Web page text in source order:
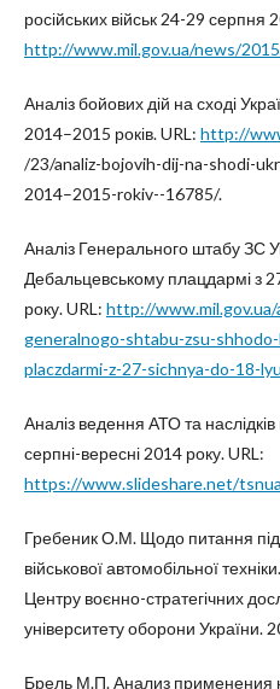
російських військ 24-29 серпня
http://www.mil.gov.ua/news/
Аналіз бойових дій на сході
2014–2015 років. URL: http://
/23/analiz-bojovih-dij-na-shodi-
2014–2015-rokiv--16785/.
Аналіз Генерального штабу ЗС
Дебальцевському плацдармі з
року. URL: http://www.mil.gov.ua/
generalnogo-shtabu-zsu-
placzdarmi-z-27-sichnya-do-18-
Аналіз ведення АТО та
серпні-вересні 2014 року. URL:
https://www.slideshare.net/
Гребеник О.М. Щодо питання
військової автомобільної
Центру воєнно-стратегічних
університету оборони
Брель М.П. Анализ применения